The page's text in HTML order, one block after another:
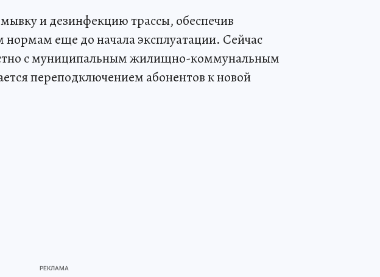
и дезинфекцию трассы, обеспечив
нормам еще до начала эксплуатации. Сейчас
с муниципальным жилищно-коммунальным
переподключением абонентов к новой